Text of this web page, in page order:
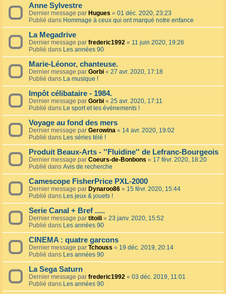
Anne Sylvestre
Dernier message par Hugues « 01 déc. 2020, 23:23
Publié dans Hommage à ceux qui ont marqué notre enfance
La Megadrive
Dernier message par frederic1992 « 11 juin 2020, 19:26
Publié dans Les années 90
Marie-Léonor, chanteuse.
Dernier message par Gorbi « 27 avr. 2020, 17:18
Publié dans La musique !
Impôt célibataire - 1984.
Dernier message par Gorbi « 25 avr. 2020, 17:11
Publié dans Le sport et les événements !
Voyage au fond des mers
Dernier message par Gerowina « 14 avr. 2020, 19:02
Publié dans Les séries télé !
Produit Beaux-Arts - ''Fluidine'' de Lefranc-Bourgeois
Dernier message par Coeurs-de-Bonbons « 17 févr. 2020, 18:20
Publié dans Avis de recherche
Camescope FisherPrice PXL-2000
Dernier message par Dynaroo86 « 15 févr. 2020, 15:44
Publié dans Les jeux & jouets !
Serie Canal + Bref .....
Dernier message par titoili « 23 janv. 2020, 15:52
Publié dans Les années 90
CINEMA : quatre garcons
Dernier message par Tchouss « 19 déc. 2019, 20:14
Publié dans Les années 90
La Sega Saturn
Dernier message par frederic1992 « 03 déc. 2019, 11:01
Publié dans Les années 90